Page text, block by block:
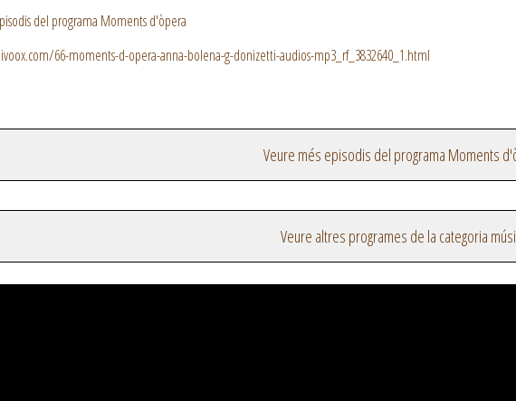
del programa Moments d'òpera
66-moments-d-opera-anna-bolena-g-donizetti-audios-mp3_rf_3832640_1.html
Veure més episodis del programa Moments
Veure altres programes de la categoria